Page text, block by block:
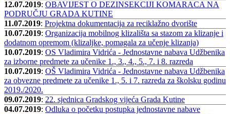
12.07.2019: OBAVIJEST O DEZINSEKCIJI KOMARACA NA
PODRUČJU GRADA KUTINE
11.07.2019: Projektna dokumentacija za reciklažno dvorište
10.07.2019: Organizacija mobilnog klizališta sa stazom za klizanje i
dodatnom opremom (klizaljke, pomagala za učenje klizanja)
10.07.2019: OS Vladimira Vidrića - Jednostavne nabava Udžbenika
za izborne predmete za učenike 1., 3., 4., 5., 7. i 8. razreda
10.07.2019: OŠ Vladimira Vidrića - Jednostavne nabava Udžbenika
za obvezne predmete za učenike 1., 5. i 7. razreda za školsku godinu
2019./2020.
09.07.2019: 22. sjednica Gradskog vijeća Grada Kutine
04.07.2019: Odluka o početku postupka jednostavne nabave